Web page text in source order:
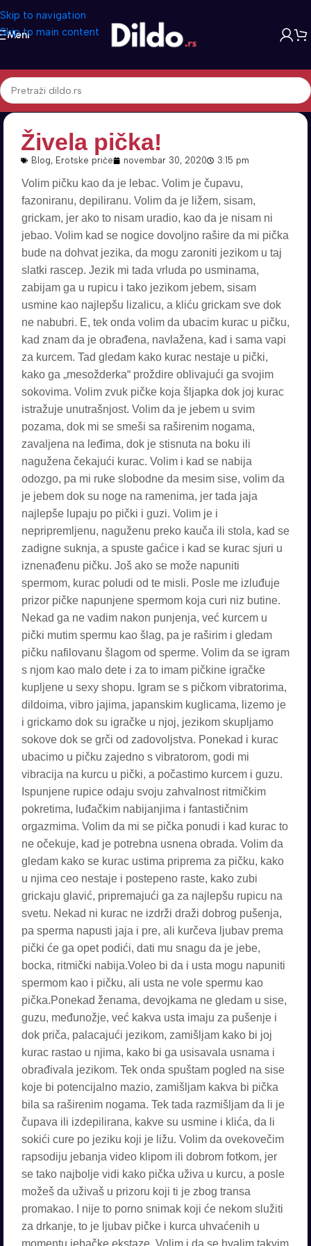
Skip to navigation
Skip to main content
Meni
Živela pička!
Blog, Erotske priče novembar 30, 2020 3:15 pm
Volim pičku kao da je lebac. Volim je čupavu,
fazoniranu, depiliranu. Volim da je ližem, sisam,
grickam, jer ako to nisam uradio, kao da je nisam ni
jebao. Volim kad se nogice dovoljno rašire da mi pička
bude na dohvat jezika, da mogu zaroniti jezikom u taj
slatki rascep. Jezik mi tada vrluda po usminama,
zabijam ga u rupicu i tako jezikom jebem, sisam
usmine kao najlepšu lizalicu, a kliću grickam sve dok
ne nabubri. E, tek onda volim da ubacim kurac u pičku,
kad znam da je obrađena, navlažena, kad i sama vapi
za kurcem. Tad gledam kako kurac nestaje u pički,
kako ga „mesožderka“ proždire oblivajući ga svojim
sokovima. Volim zvuk pičke koja šljapka dok joj kurac
istražuje unutrašnjost. Volim da je jebem u svim
pozama, dok mi se smeši sa raširenim nogama,
zavaljena na leđima, dok je stisnuta na boku ili
nagužena čekajući kurac. Volim i kad se nabija
odozgo, pa mi ruke slobodne da mesim sise, volim da
je jebem dok su noge na ramenima, jer tada jaja
najlepše lupaju po pički i guzi. Volim je i
nepripremljenu, naguženu preko kauča ili stola, kad se
zadigne suknja, a spuste gaćice i kad se kurac sjuri u
iznenađenu pičku. Još ako se može napuniti
spermom, kurac poludi od te misli. Posle me izluđuje
prizor pičke napunjene spermom koja curi niz butine.
Nekad ga ne vadim nakon punjenja, već kurcem u
pički mutim spermu kao šlag, pa je raširim i gledam
pičku nafilovanu šlagom od sperme. Volim da se igram
s njom kao malo dete i za to imam pičkine igračke
kupljene u sexy shopu. Igram se s pičkom vibratorima,
dildoima, vibro jajima, japanskim kuglicama, lizemo je
i grickamo dok su igračke u njoj, jezikom skupljamo
sokove dok se grči od zadovoljstva. Ponekad i kurac
ubacimo u pičku zajedno s vibratorom, godi mi
vibracija na kurcu u pički, a počastimo kurcem i guzu.
Ispunjene rupice odaju svoju zahvalnost ritmičkim
pokretima, luđačkim nabijanjima i fantastičnim
orgazmima. Volim da mi se pička ponudi i kad kurac to
ne očekuje, kad je potrebna usnena obrada. Volim da
gledam kako se kurac ustima priprema za pičku, kako
u njima ceo nestaje i postepeno raste, kako zubi
grickaju glavić, pripremajući ga za najlepšu rupicu na
svetu. Nekad ni kurac ne izdrži draži dobrog pušenja,
pa sperma napusti jaja i pre, ali kurčeva ljubav prema
pički će ga opet podići, dati mu snagu da je jebe,
bocka, ritmički nabija.Voleo bi da i usta mogu napuniti
spermom kao i pičku, ali usta ne vole spermu kao
pička.Ponekad ženama, devojkama ne gledam u sise,
guzu, međunožje, već kakva usta imaju za pušenje i
dok priča, palacajući jezikom, zamišljam kako bi joj
kurac rastao u njima, kako bi ga usisavala usnama i
obrađivala jezikom. Tek onda spuštam pogled na sise
koje bi potencijalno mazio, zamišljam kakva bi pička
bila sa raširenim nogama. Tek tada razmišljam da li je
čupava ili izdepilirana, kakve su usmine i klića, da li
sokići cure po jeziku koji je ližu. Volim da ovekovečim
rapsodiju jebanja video klipom ili dobrom fotkom, jer
se tako najbolje vidi kako pička uživa u kurcu, a posle
možeš da uživaš u prizoru koji ti je zbog transa
promakao. I nije to porno snimak koji će nekom služiti
za drkanje, to je ljubav pičke i kurca uhvaćenih u
momentu jebačke ekstaze. Volim i da se hvalim takvim